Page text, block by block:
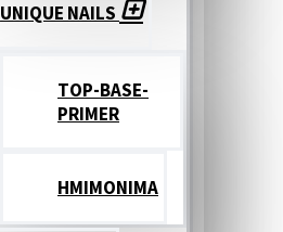
UNIQUE NAILS
TOP-BASE-
PRIMER
ΗΜΙΜΟΝΙΜΑ